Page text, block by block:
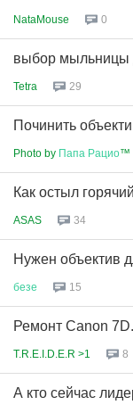
NataMouse 0
выбор мыльницы
Tetra 29
Починить
Photo by Папа Рацио™
Как остыл
ASAS 34
Нужен объектив
безе 15
Ремонт Canon
T.R.E.I.D.E.R >1 8
А кто сейчас